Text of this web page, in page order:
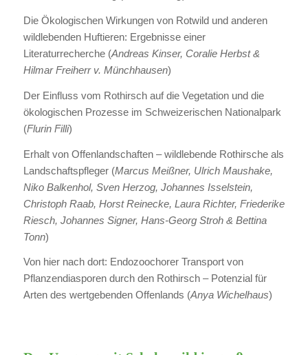
Die Ökologischen Wirkungen von Rotwild und anderen
wildlebenden Huftieren: Ergebnisse einer
Literaturrecherche (Andreas Kinser, Coralie Herbst &
Hilmar Freiherr v. Münchhausen)
Der Einfluss vom Rothirsch auf die Vegetation und die
ökologischen Prozesse im Schweizerischen Nationalpark
(Flurin Filli)
Erhalt von Offenlandschaften – wildlebende Rothirsche als
Landschaftspfleger (Marcus Meißner, Ulrich Maushake,
Niko Balkenhol, Sven Herzog, Johannes Isselstein,
Christoph Raab, Horst Reinecke, Laura Richter, Friederike
Riesch, Johannes Signer, Hans-Georg Stroh & Bettina
Tonn)
Von hier nach dort: Endozoochorer Transport von
Pflanzendiasporen durch den Rothirsch – Potenzial für
Arten des wertgebenden Offenlands (Anya Wichelhaus)